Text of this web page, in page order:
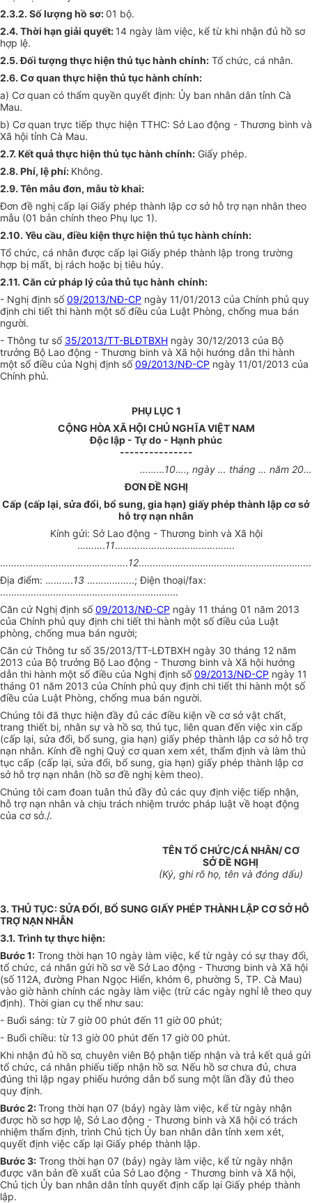
2.3.2. Sốlượng hồ sơ:01 bộ.
2.4. Thời hạn giải quyết: 14 ngày làm việc, kể từ khi nhận đủ hồ sơ
hợp lệ.
2.5. Đối tượng thực hiện thủ tục hành chính: Tổ chức, cá nhân.
2.6. Cơ quan thực hiện thủ tục hành chính:
a) Cơ quan có thẩm quyền quyết định: Ủy ban nhân dân tỉnh Cà
Mau.
b) Cơ quan trực tiếp thực hiện TTHC: Sở Lao động - Thương binh và
Xã hội tỉnh Cà Mau.
2.7. Kết quả thực hiện thủ tục hành chính: Giấy phép.
2.8. Phí, lệ phí: Không.
2.9. Tên mẫu đơn, mẫu tờ khai:
Đơn đề nghị cấp lại Giấy phép thành lập cơ sở hỗ trợ nạn nhân theo
mẫu (01 bản chính theo Phụ lục 1).
2.10. Yêu cầu, điều kiện thực hiện thủ tục hành chính:
Tổ chức, cá nhân được cấp lại Giấy phép thành lập trong trường
hợp bị mất, bị rách hoặc bị tiêu hủy.
2.11. Căn cứ pháp lý của thủ tục hành chính:
- Nghị định số09/2013/NĐ-CP ngày 11/01/2013 của Chính phủ quy
định chi tiết thi hành một số điều của Luật Phòng, chống mua bán
người.
- Thông tư số 35/2013/TT-BLĐTBXH ngày 30/12/2013 của Bộ
trưởng Bộ Lao động - Thương binh và Xã hội hướng dẫn thi hành
một số điều của Nghị định số09/2013/NĐ-CP ngày 11/01/2013 của
Chính phủ.
PHỤ LỤC 1
CỘNG HÒA XÃ HỘI CHỦ NGHĨA VIỆT NAM
Độc lập - Tự do - Hạnh phúc
---------------
………10…., ngày … tháng … năm 20…
ĐƠN ĐỀ NGHỊ
Cấp (cấplại, sửa đổi, bổ sung, gia hạn) giấy phép thành lập cơ sở
hỗ trợ nạn nhân
Kính gửi: Sở Lao động - Thương binh và Xã hội
……….11…………………………………….
……………………………………….12
Địa điểm: ……….13 ……………..; Điện thoại/fax:
................................................................
Căn cứ Nghị định số09/2013/NĐ-CP ngày 11 tháng 01 năm 2013
của Chính phủ quy định chi tiết thi hành một số điều của Luật
phòng, chống mua bán người;
Căn cứ Thông tư số 35/2013/TT-LĐTBXH ngày 30 tháng 12 năm
2013 của Bộ trưởng Bộ Lao động - Thương binh và Xã hội hướng
dẫn thi hành một số điều của Nghị định số09/2013/NĐ-CP ngày 11
tháng 01 năm 2013 của Chính phủ quy định chi tiết thi hành một số
điều của Luật Phòng, chống mua bán người.
Chúng tôi đã thực hiện đầy đủ các điều kiện về cơ sở vật chất,
trang thiết bị, nhân sự và hồ sơ, thủ tục, liên quan đến việc xin cấp
(cấp lại, sửa đổi, bổ sung, gia hạn) giấy phép thành lập cơ sở hỗ trợ
nạn nhân. Kính đề nghị Quý cơ quan xem xét, thẩm định và làm thủ
tục cấp (cấp lại, sửa đổi, bổ sung, gia hạn) giấy phép thành lập cơ
sở hỗ trợ nạn nhân (hồ sơ đề nghị kèm theo).
Chúng tôi cam đoan tuân thủ đầy đủ các quy định việc tiếp nhận,
hỗ trợ nạn nhân và chịu trách nhiệm trước pháp luật về hoạt động
của cơ sở./.
TÊN TỔ CHỨC/CÁ NHÂN/ CƠ
SỞ ĐỀ NGHỊ
(Ký, ghi rõ họ, tên và đóng dấu)
3. THỦ TỤC: SỬA ĐỔI, BỔ SUNG GIẤY PHÉP THÀNH LẬP CƠ SỞ HỖ
TRỢ NẠN NHÂN
3.1. Trình tựthực hiện:
Bước 1: Trong thời hạn 10 ngày làm việc, kể từ ngày có sự thay đổi,
tổ chức, cá nhân gửi hồ sơ về Sở Lao động - Thương binh và Xã hội
(số 112A, đường Phan Ngọc Hiển, khóm 6, phường 5, TP. Cà Mau)
vào giờ hành chính các ngày làm việc (trừ các ngày nghỉ lễ theo quy
định). Thời gian cụ thể như sau:
- Buổi sáng: từ 7 giờ 00 phút đến 11 giờ 00 phút;
- Buổi chiều: từ 13 giờ 00 phút đến 17 giờ 00 phút.
Khi nhận đủ hồ sơ, chuyên viên Bộ phận tiếp nhận và trả kết quả gửi
tổ chức, cá nhân phiếu tiếp nhận hồ sơ. Nếu hồ sơ chưa đủ, chưa
đúng thì lập ngay phiếu hướng dẫn bổ sung một lần đầy đủ theo
quy định.
Bước 2:Trong thời hạn 07 (bảy) ngày làm việc, kể từ ngày nhận
được hồ sơ hợp lệ, Sở Lao động - Thương binh và Xã hội có trách
nhiệm thẩm định, trình Chủ tịch Ủy ban nhân dân tỉnh xem xét,
quyết định việc cấp lại Giấy phép thành lập.
Bước 3: Trong thời hạn 07 (bảy) ngày làm việc, kể từ ngày nhận
được văn bản đề xuất của Sở Lao động - Thương binh và Xã hội,
Chủ tịch Ủy ban nhân dân tỉnh quyết định cấp lại Giấy phép thành
lập.